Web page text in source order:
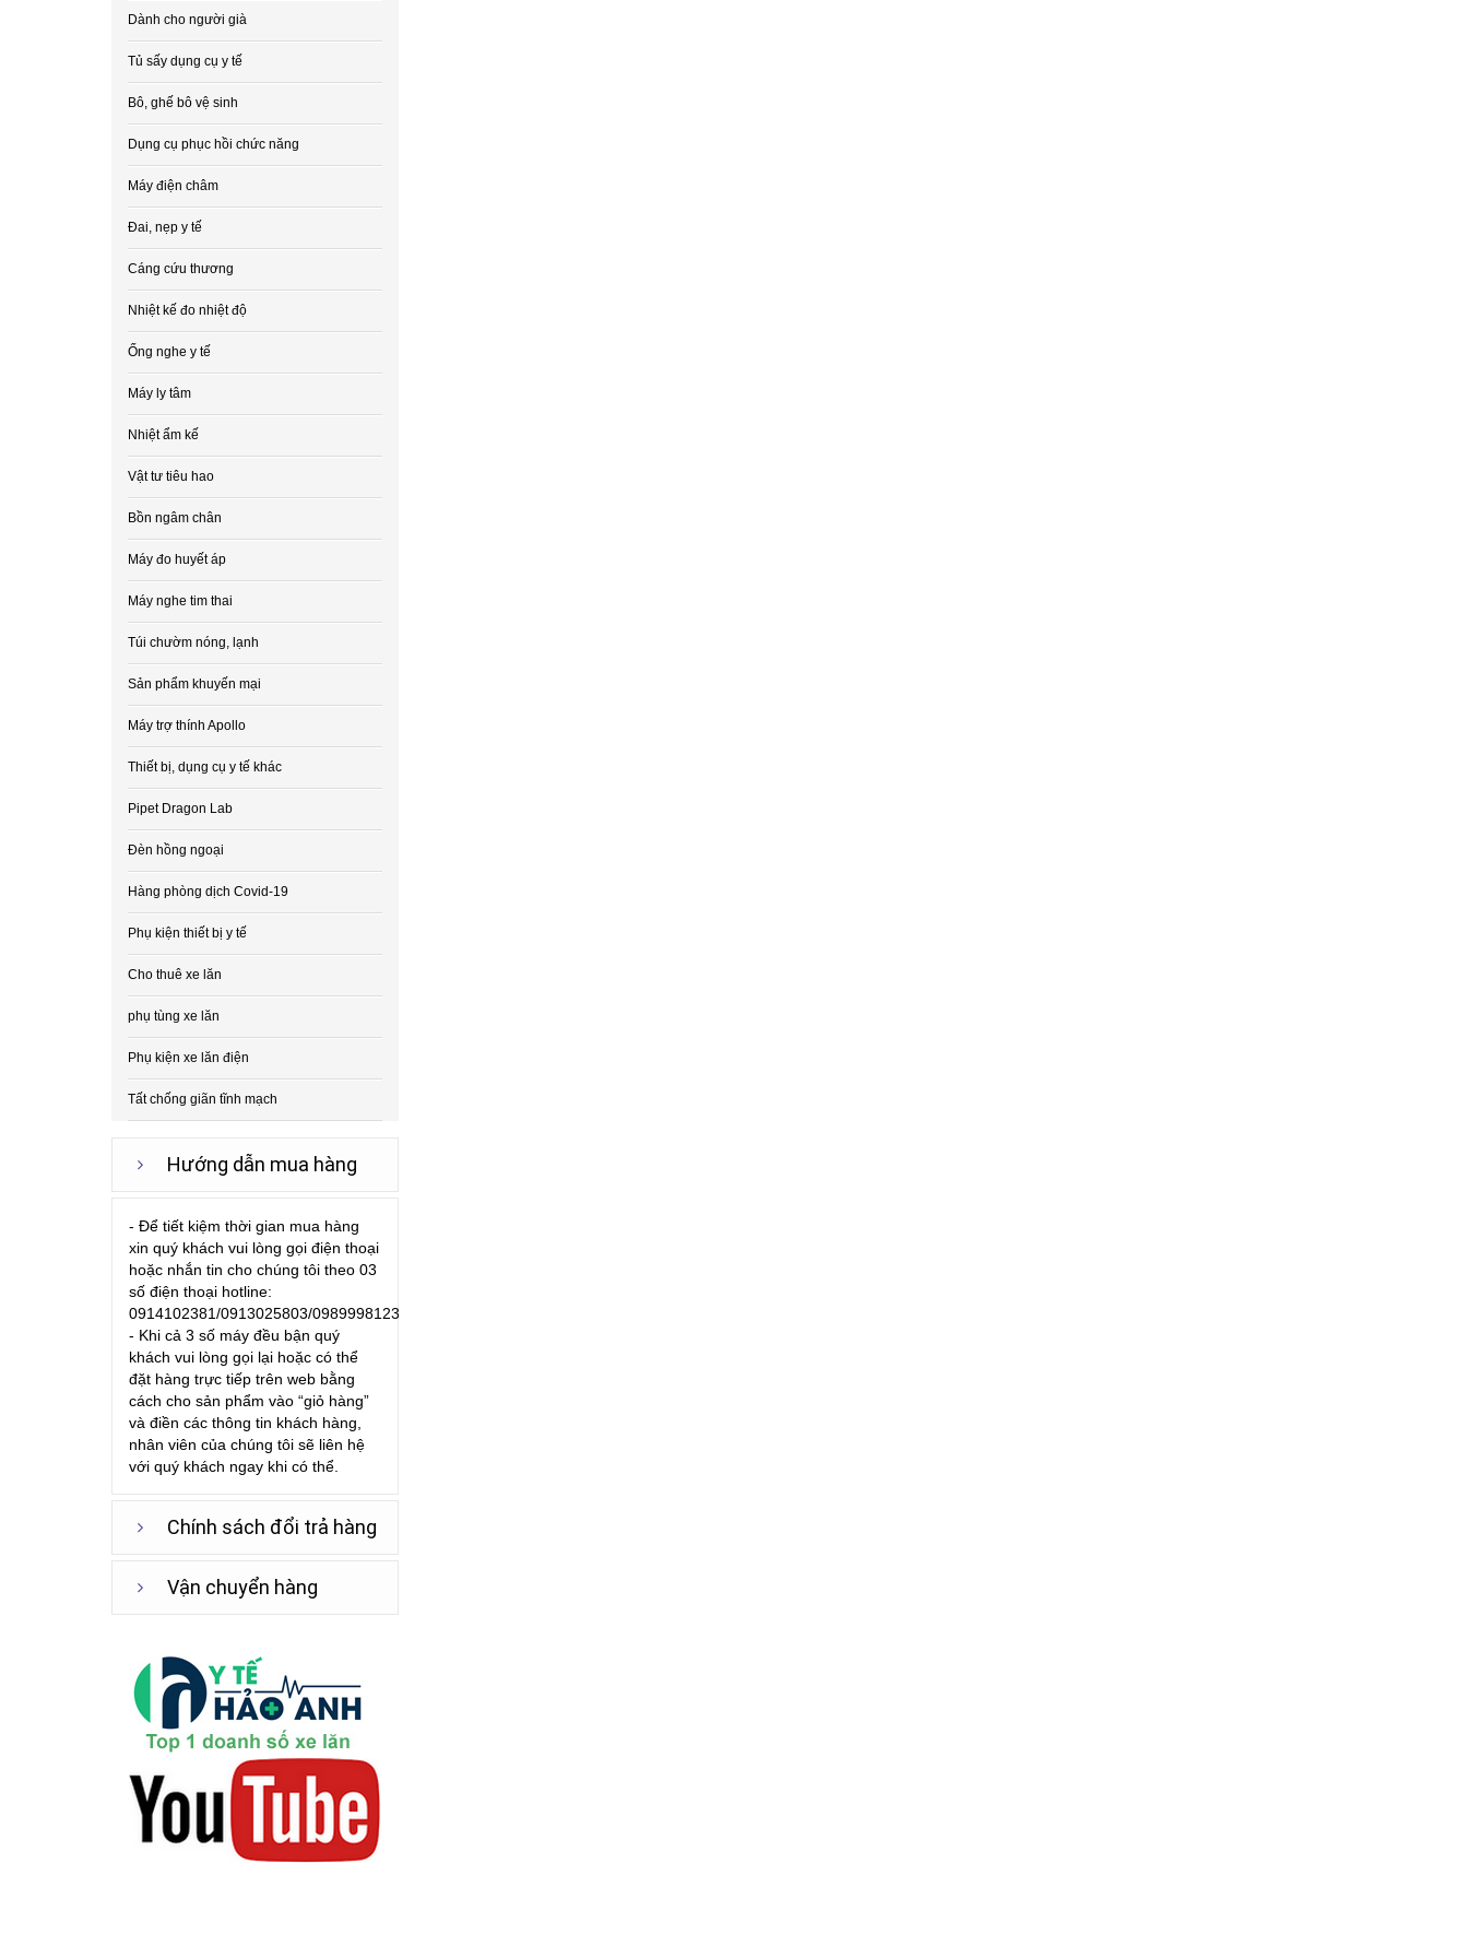
Dành cho người già
Tủ sấy dụng cụ y tế
Bô, ghế bô vệ sinh
Dụng cụ phục hồi chức năng
Máy điện châm
Đai, nẹp y tế
Cáng cứu thương
Nhiệt kế đo nhiệt độ
Ống nghe y tế
Máy ly tâm
Nhiệt ẩm kế
Vật tư tiêu hao
Bồn ngâm chân
Máy đo huyết áp
Máy nghe tim thai
Túi chườm nóng, lạnh
Sản phẩm khuyến mại
Máy trợ thính Apollo
Thiết bị, dụng cụ y tế khác
Pipet Dragon Lab
Đèn hồng ngoại
Hàng phòng dịch Covid-19
Phụ kiện thiết bị y tế
Cho thuê xe lăn
phụ tùng xe lăn
Phụ kiện xe lăn điện
Tất chống giãn tĩnh mạch
Hướng dẫn mua hàng
- Để tiết kiệm thời gian mua hàng
xin quý khách vui lòng gọi điện thoại
hoặc nhắn tin cho chúng tôi theo 03
số điện thoại hotline:
0914102381/0913025803/0989998123
- Khi cả 3 số máy đều bận quý
khách vui lòng gọi lại hoặc có thể
đặt hàng trực tiếp trên web bằng
cách cho sản phẩm vào “giỏ hàng”
và điền các thông tin khách hàng,
nhân viên của chúng tôi sẽ liên hệ
với quý khách ngay khi có thể.
Chính sách đổi trả hàng
Vận chuyển hàng